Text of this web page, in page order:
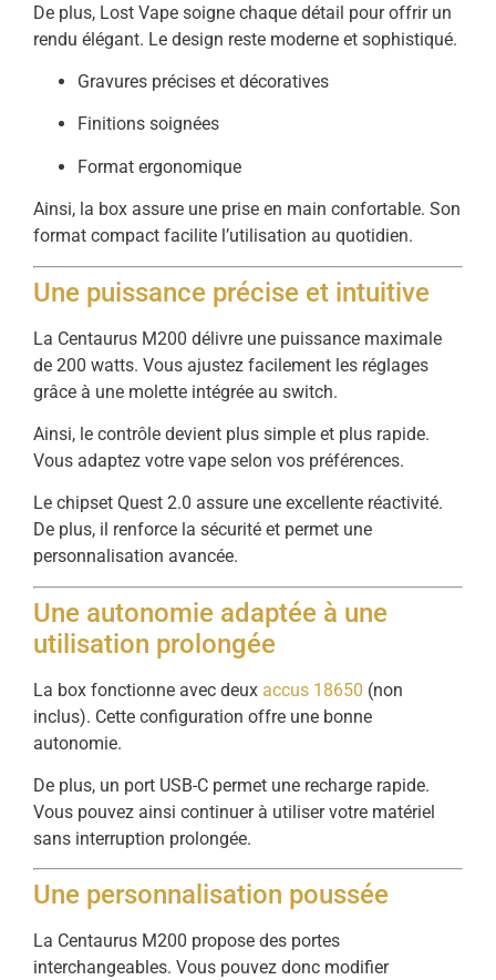
De plus, Lost Vape soigne chaque détail pouroffrir un
rendu élégant. Le design reste moderne et sophistiqué.
Gravures précises et décoratives
Finitions soignées
Format ergonomique
Ainsi, la box assure une prise en main confortable. Son
format compact facilite l’utilisation au quotidien.
Une puissance précise et intuitive
La Centaurus M200 délivre une puissance maximale
de 200 watts. Vous ajustez facilement les réglages
grâce à une molette intégrée au switch.
Ainsi, le contrôle devient plus simple et plus rapide.
Vous adaptez votre vape selon vos préférences.
Le chipset Quest 2.0 assure une excellente réactivité.
De plus, il renforce la sécurité et permet une
personnalisation avancée.
Une autonomie adaptée à une
utilisation prolongée
La box fonctionne avec deux accus 18650 (non
inclus). Cette configuration offre une bonne
autonomie.
De plus, un port USB-C permet une recharge rapide.
Vous pouvez ainsi continuer à utiliservotre matériel
sans interruption prolongée.
Une personnalisation poussée
La Centaurus M200 propose des portes
interchangeables. Vous pouvez donc modifier